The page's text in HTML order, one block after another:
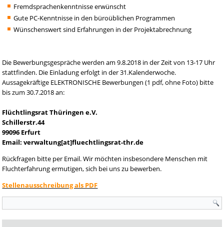
Fremdsprachenkenntnisse erwünscht
Gute PC-Kenntnisse in den büroüblichen Programmen
Wünschenswert sind Erfahrungen in der Projektabrechnung
Die Bewerbungsgespräche werden am 9.8.2018 in der Zeit von 13-17 Uhr
stattfinden. Die Einladung erfolgt in der 31.Kalenderwoche.
Aussagekräftige ELEKTRONISCHE Bewerbungen (1 pdf, ohne Foto) bitte
bis zum 30.7.2018 an:
Flüchtlingsrat Thüringen e.V.
Schillerstr.44
99096 Erfurt
Email: verwaltung[at]fluechtlingsrat-thr.de
Rückfragen bitte per Email. Wir möchten insbesondere Menschen mit
Fluchterfahrung ermutigen, sich bei uns zu bewerben.
Stellenausschreibung als PDF
Suchformular